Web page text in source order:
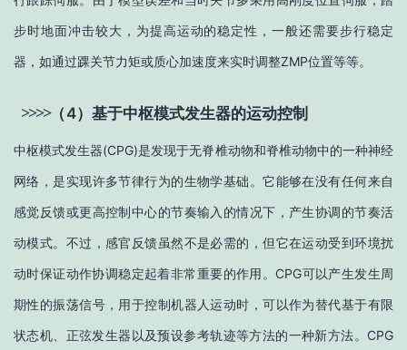
步时地面冲击较大，为提高运动的稳定性，一般还需要步行稳定
器，如通过踝关节力矩或质心加速度来实时调整ZMP位置等等。
>>>>（ 4） 基于中枢模式发生器的运动控制
中枢模式发生器(CPG)是发现于无脊椎动物和脊椎动物中的一种神经
网络，是实现许多节律行为的生物学基础。它能够在没有任何来自
感觉反馈或更高控制中心的节奏输入的情况下，产生协调的节奏活
动模式。不过，感官反馈虽然不是必需的，但它在运动受到环境扰
动时保证动作协调稳定起着非常重要的作用。CPG可以产生发生周
期性的振荡信号，用于控制机器人运动时，可以作为替代基于有限
状态机、正弦发生器以及预设参考轨迹等方法的一种新方法。CPG